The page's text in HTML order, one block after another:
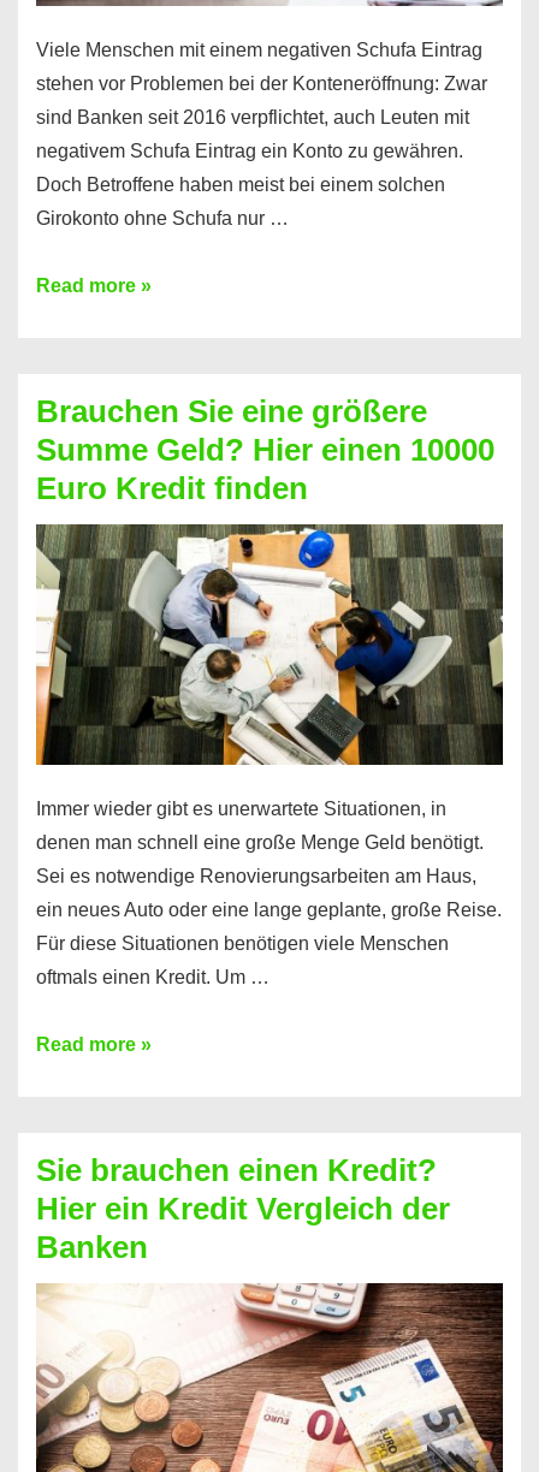
Viele Menschen mit einem negativen Schufa Eintrag
stehen vor Problemen bei der Konteneröffnung: Zwar
sind Banken seit 2016 verpflichtet, auch Leuten mit
negativem Schufa Eintrag ein Konto zu gewähren.
Doch Betroffene haben meist bei einem solchen
Girokonto ohne Schufa nur …
Günstiges
Geht
das
überhaupt?
Na
klar!
Read more »
Brauchen Sie eine größere
Summe Geld? Hier einen 10000
Euro Kredit finden
Immer wieder gibt es unerwartete Situationen, in
denen man schnell eine große Menge Geld benötigt.
Sei es notwendige Renovierungsarbeiten am Haus,
ein neues Auto oder eine lange geplante, große Reise.
Für diese Situationen benötigen viele Menschen
oftmals einen Kredit. Um …
Brauchen
Summe
Geld?
Hier
einen
10000
Euro
Kredit
finden
Read more »
Sie brauchen einen Kredit?
Hier ein Kredit Vergleich der
Banken